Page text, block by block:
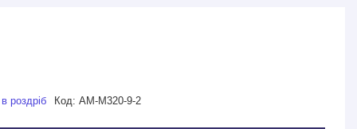
роздріб Код: АМ-М320-9-2